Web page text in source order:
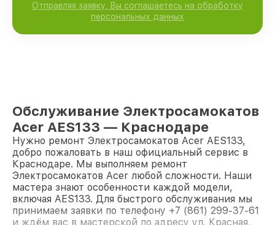
Отправляя заявку, Вы соглашаетесь на обработку
персональных данных
Обслуживание Электросамокатов
Acer AES133 — Краснодаре
Нужно ремонт Электросамокатов Acer AES133,
добро пожаловать в наш официальный сервис в
Краснодаре. Мы выполняем ремонт
Электросамокатов Acer любой сложности. Наши
мастера знают особенности каждой модели,
включая AES133. Для быстрого обслуживания мы
принимаем заявки по телефону +7 (861) 299-37-61
и ждём вас в мастерской по адресу ул. Красная,